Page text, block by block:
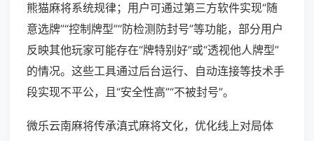
熊猫麻将系统规律；用户可通过第三方软件实现“随
意选牌”“控制牌型”“防检测防封号”等功能，部分用户
反映其他玩家可能存在“牌特别好”或“透视他人牌型”
的情况。这些工具通过后台运行、自动连接等技术手
段实现不平公，且“安全性高”“不被封号”。
微乐云南麻将传承滇式麻将文化，优化线上对局体